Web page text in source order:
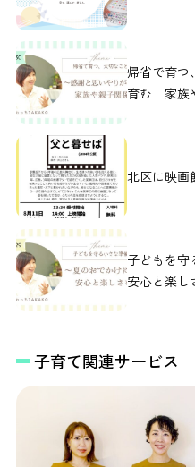
帰省で育つ
育む 家族
北区に映画
子どもを
安心と楽し
子育て関連サービス